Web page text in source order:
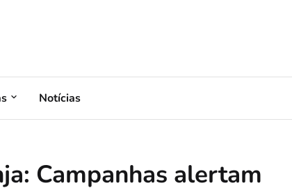
Notícias
Campanhas alertam